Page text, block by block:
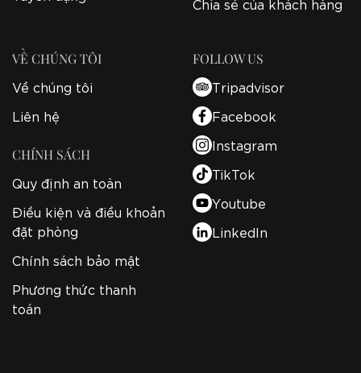
Chia sẻ của khách hàng
VỀ CHÚNG TÔI
Về chúng tôi
Liên hệ
CHÍNH SÁCH
Quy định an toàn
Điều kiện và điều khoản
đặt phòng
Chính sách bảo mật
Phương thức thanh
toán
FOLLOW US
Tripadvisor
Facebook
Instagram
TikTok
Youtube
LinkedIn